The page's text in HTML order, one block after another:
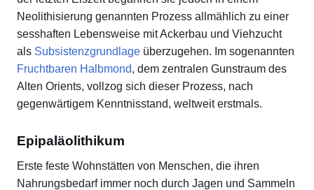
Neolithisierung genannten Prozess allmählich zu einer
sesshaften Lebensweise mit Ackerbau und Viehzucht
als Subsistenzgrundlage überzugehen. Im sogenannten
Fruchtbaren Halbmond, dem zentralen Gunstraum des
Alten Orients, vollzog sich dieser Prozess, nach
gegenwärtigem Kenntnisstand, weltweit erstmals.
Epipaläolithikum
Erste feste Wohnstätten von Menschen, die ihren
Nahrungsbedarf immer noch durch Jagen und Sammeln